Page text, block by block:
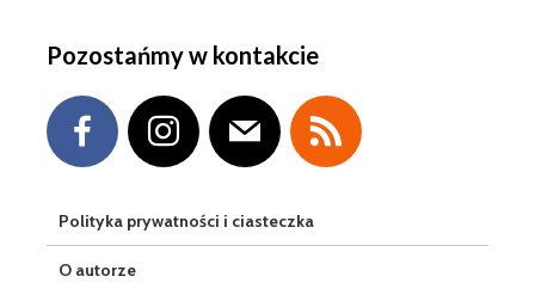
Pozostańmy w kontakcie
Polityka prywatności i ciasteczka
O autorze